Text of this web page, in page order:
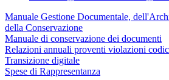
Manuale Gestione Documentale,
della Conservazione
Manuale di conservazione dei documenti
Relazioni annuali proventi violazioni
Transizione digitale
Spese di Rappresentanza